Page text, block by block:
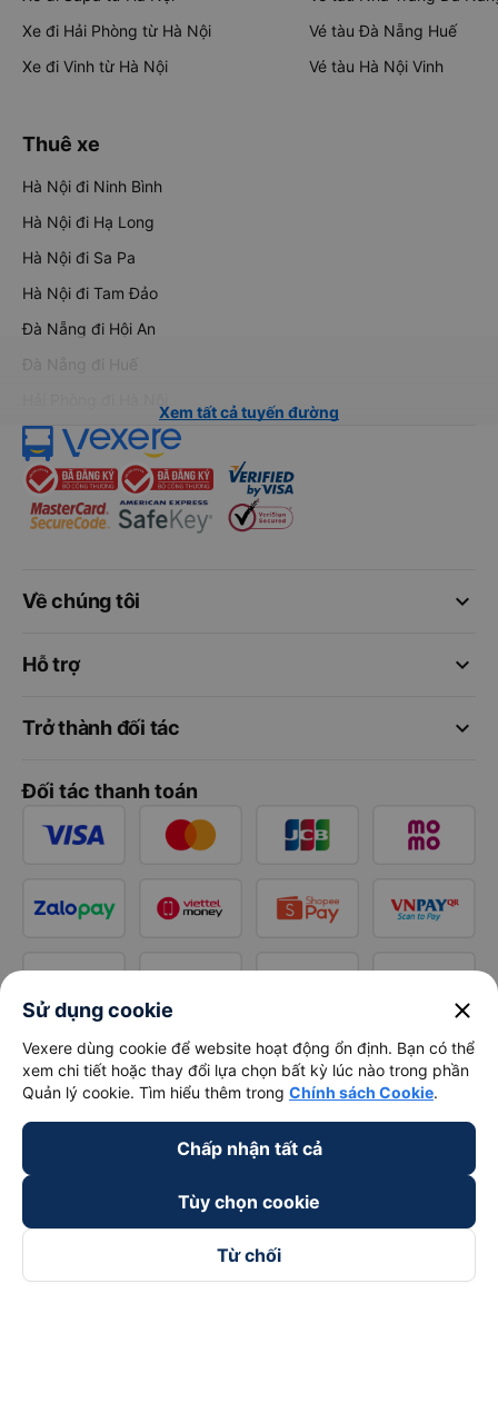
Xe đi Hải Phòng từ Hà Nội
Xe đi Vinh từ Hà Nội
Vé tàu Đà Nẵng Huế
Vé tàu Hà Nội Vinh
Thuê xe
Hà Nội đi Ninh Bình
Hà Nội đi Hạ Long
Hà Nội đi Sa Pa
Hà Nội đi Tam Đảo
Đà Nẵng đi Hội An
Đà Nẵng đi Huế
Xem tất cả tuyến đường
keyboard_arrow_down
Về chúng tôi
keyboard_arrow_down
Hỗ trợ
keyboard_arrow_down
Trở thành đối tác
Đối tác thanh toán
Sử dụng cookie close
Vexere dùng cookie để website hoạt động ổn định. Bạn có thể
xem chi tiết hoặc thay đổi lựa chọn bất kỳ lúc nào trong phần
Quản lý cookie. Tìm hiểu thêm trong Chính sách Cookie.
Chấp nhận tất cả
Tùy chọn cookie
Từ chối